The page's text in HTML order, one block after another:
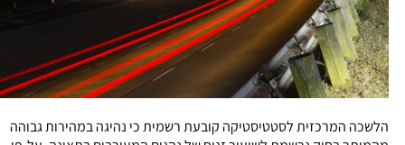
הלשכה המרכזית לסטטיסטיקה קובעת רשמית כי נהיגה במהירות גבוהה